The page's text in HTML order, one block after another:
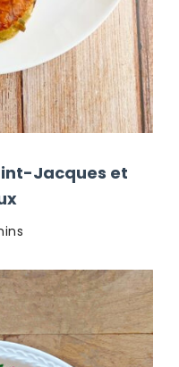
Jacques et